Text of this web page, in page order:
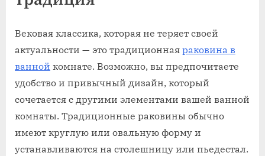
Вековая классика, которая не теряет своей
актуальности — это традиционная раковина в
ванной комнате. Возможно, вы предпочитаете
удобство и привычный дизайн, который
сочетается с другими элементами вашей ванной
комнаты. Традиционные раковины обычно
имеют круглую или овальную форму и
устанавливаются на столешницу или пьедестал.